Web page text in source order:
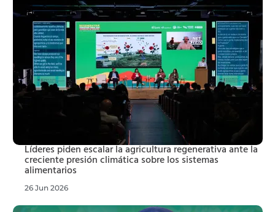
Líderes piden escalar la agricultura regenerativa ante la
creciente presión climática sobre los sistemas
alimentarios
26 Jun 2026